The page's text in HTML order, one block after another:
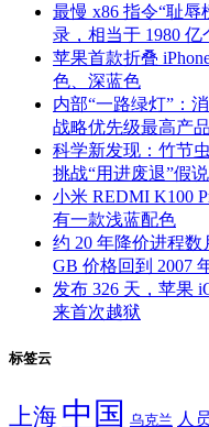
最慢 x86 指令“耻辱
录，相当于 1980 亿
苹果首款折叠
色、深蓝色
内部“一路绿灯”：
战略优先级最高产
科学新发现：竹节
挑战“用进废退”假说
小米 REDMI K100
有一款浅蓝配色
约 20 年降价进程数
GB 价格回到 2007
发布 326 天，苹果
来首次越狱
标签云
上海 中国 乌克兰 人